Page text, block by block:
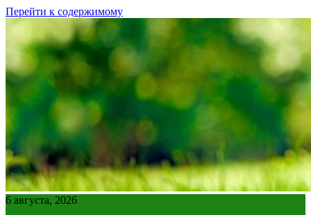
Перейти к содержимому
6 августа, 2026